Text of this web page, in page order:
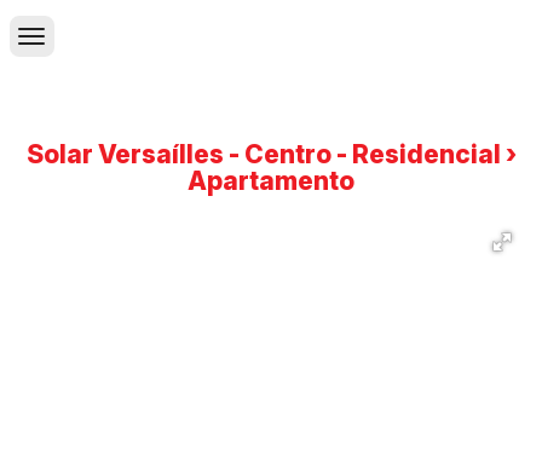
Solar Versaílles - Centro - Residencial ›
Apartamento